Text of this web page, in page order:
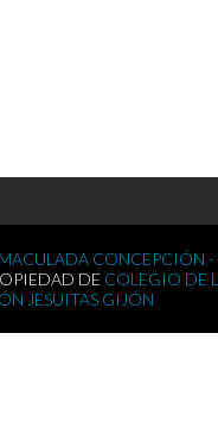
CONCEPCIÓN -
DE COLEGIO DE
JESUITAS GIJÓN